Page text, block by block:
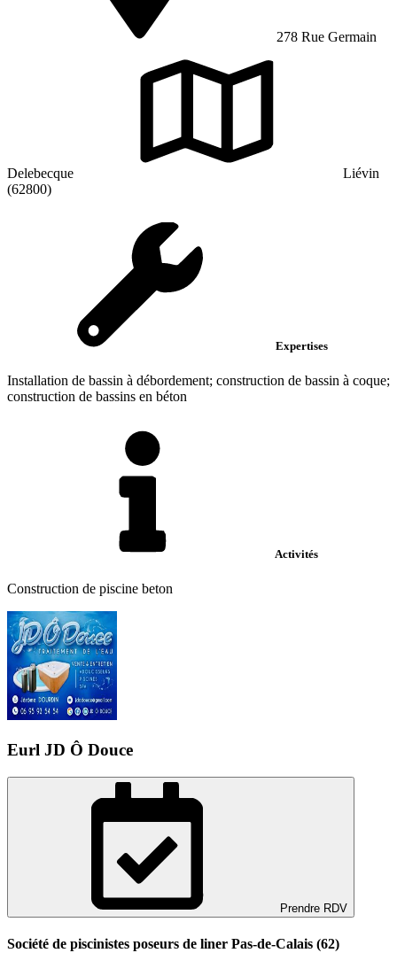
278 Rue Germain
Delebecque
Liévin
(62800)
Expertises
Installation de bassin à débordement; construction de bassin à coque;
construction de bassins en béton
Activités
Construction de piscine beton
Eurl JD Ô Douce
Prendre RDV
Société de piscinistes poseurs de liner Pas-de-Calais (62)